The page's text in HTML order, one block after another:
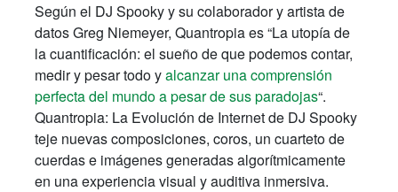
Según el DJ Spooky y su colaborador y artista de
datos Greg Niemeyer, Quantropia es “La utopía de
la cuantificación: el sueño de que podemos contar,
medir y pesar todo yalcanzar una comprensión
perfecta del mundo a pesar de sus paradojas“.
Quantropia: La Evolución de Internet de DJ Spooky
teje nuevas composiciones, coros, un cuarteto de
cuerdas e imágenes generadas algorítmicamente
en una experiencia visual y auditiva inmersiva.